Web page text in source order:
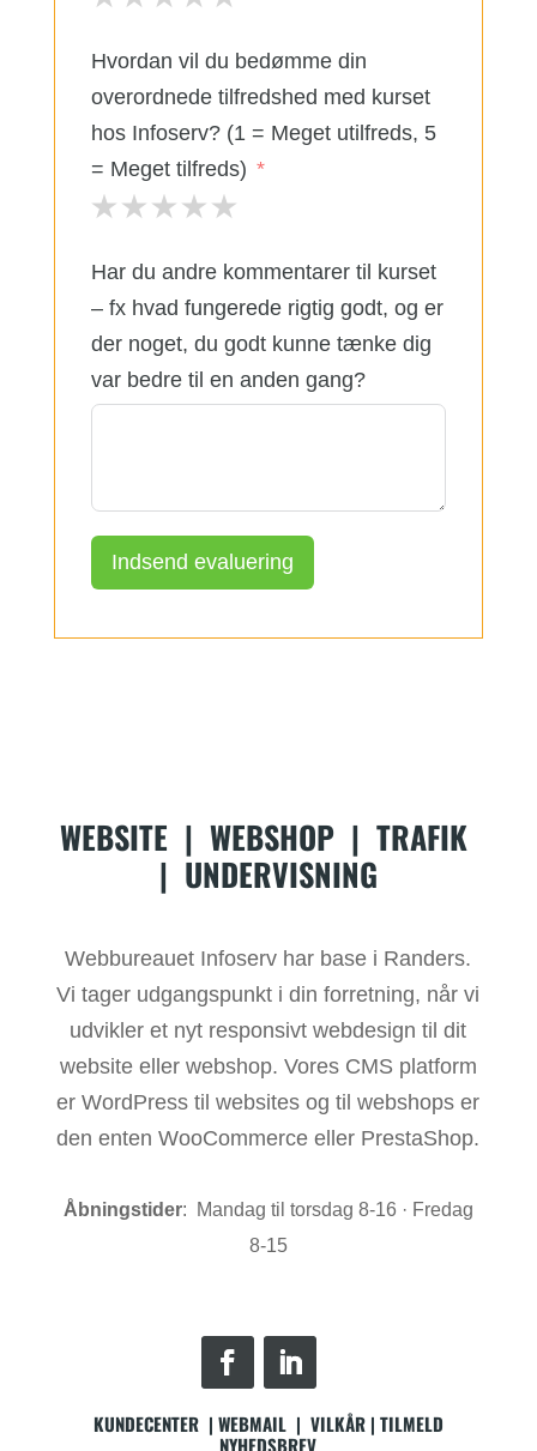
Hvordan vil du bedømme din
overordnede tilfredshed med kurset
hos Infoserv? (1 = Meget utilfreds, 5
= Meget tilfreds)
Har du andre kommentarer til kurset
– fx hvad fungerede rigtig godt, og er
der noget, du godt kunne tænke dig
var bedre til en anden gang?
Indsend evaluering
WEBSITE |WEBSHOP |TRAFIK
| UNDERVISNING
Webbureauet Infoserv har base i Randers.
Vi tager udgangspunkt i din forretning, når vi
udvikler et nyt responsivt webdesign til dit
website eller webshop. Vores CMS platform
er WordPress til websites og til webshops er
den enten WooCommerce eller PrestaShop.
Åbningstider: Mandag til torsdag 8-16 · Fredag
8-15
KUNDECENTER| WEBMAIL| VILKÅR| TILMELD
NYHEDSBREV